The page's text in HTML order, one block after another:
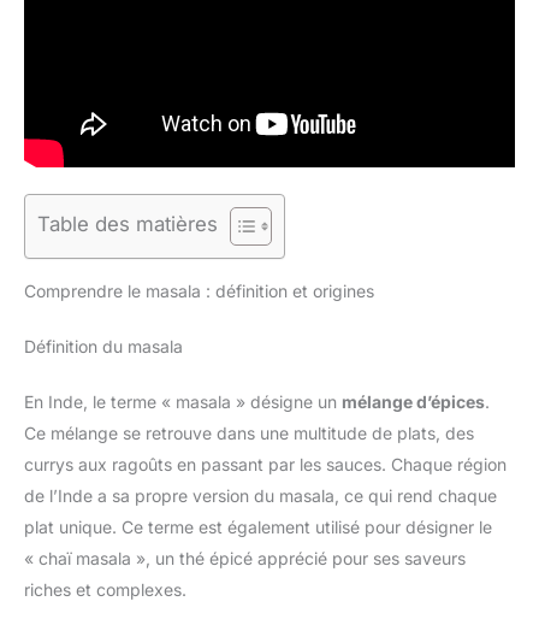
Table des matières
Comprendre le masala : définition et origines
Définition du masala
En Inde, le terme « masala » désigne un mélange d’épices.
Ce mélange se retrouve dans une multitude de plats, des
currys aux ragoûts en passant par les sauces. Chaque région
de l’Inde a sa propre version du masala, ce qui rend chaque
plat unique. Ce terme est également utilisé pour désigner le
« chaï masala », un thé épicé apprécié pour ses saveurs
riches et complexes.